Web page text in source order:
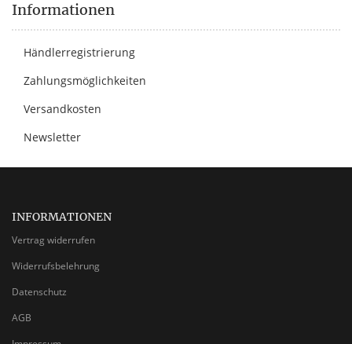
Informationen
Händlerregistrierung
Zahlungsmöglichkeiten
Versandkosten
Newsletter
INFORMATIONEN
Vertrag widerrufen
Widerrufsbelehrung
Datenschutz
AGB